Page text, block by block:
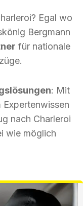
Egal wo
Bergmann
für nationale
: Mit
Expertenwissen
nach Charleroi
wie möglich